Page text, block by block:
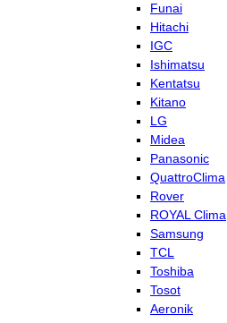
Funai
Hitachi
IGC
Ishimatsu
Kentatsu
Kitano
LG
Midea
Panasonic
QuattroClima
Rover
ROYAL Clima
Samsung
TCL
Toshiba
Tosot
Aeronik